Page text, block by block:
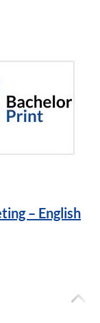
– English